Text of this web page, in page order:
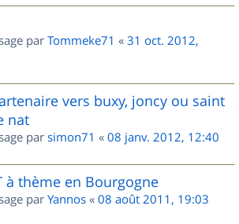
par Tommeke71 « 31 oct. 2012,
vers buxy, joncy ou saint
nat
par simon71 « 08 janv. 2012, 12:40
à thème en Bourgogne
par Yannos « 08 août 2011, 19:03